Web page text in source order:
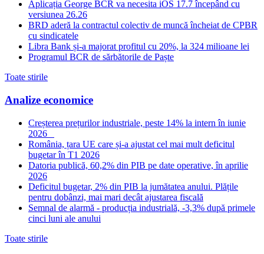
Aplicația George BCR va necesita iOS 17.7 începând cu
versiunea 26.26
BRD aderă la contractul colectiv de muncă încheiat de CPBR
cu sindicatele
Libra Bank și-a majorat profitul cu 20%, la 324 milioane lei
Programul BCR de sărbătorile de Paște
Toate stirile
Analize economice
Creșterea prețurilor industriale, peste 14% la intern în iunie
2026
România, țara UE care și-a ajustat cel mai mult deficitul
bugetar în T1 2026
Datoria publică, 60,2% din PIB pe date operative, în aprilie
2026
Deficitul bugetar, 2% din PIB la jumătatea anului. Plățile
pentru dobânzi, mai mari decât ajustarea fiscală
Semnal de alarmă - producția industrială, -3,3% după primele
cinci luni ale anului
Toate stirile